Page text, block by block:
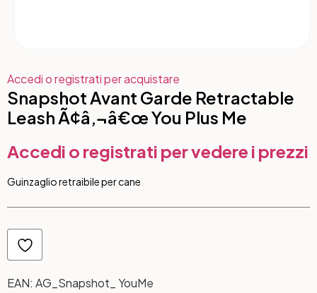
Accedi o registrati per acquistare
Snapshot Avant Garde Retractable
Leash Ã¢â‚¬â€œ You Plus Me
Accedi o registrati per vedere i prezzi
Guinzaglio retraibile per cane
EAN: AG_Snapshot_ YouMe